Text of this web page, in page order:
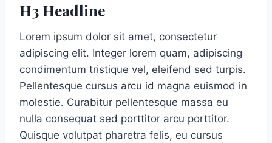
H3 Headline
Lorem ipsum dolor sit amet, consectetur
adipiscing elit. Integer lorem quam, adipiscing
condimentum tristique vel, eleifend sed turpis.
Pellentesque cursus arcu id magna euismod in
molestie. Curabitur pellentesque massa eu
nulla consequat sed porttitor arcu porttitor.
Quisque volutpat pharetra felis, eu cursus